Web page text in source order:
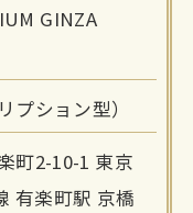
GINZA
プション型）
町2-10-1 東京
有楽町駅 京橋